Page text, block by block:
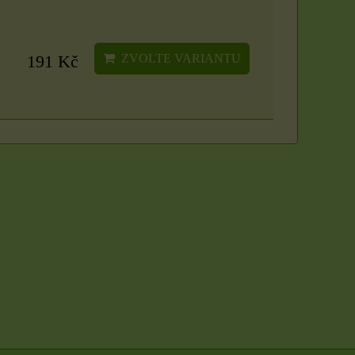
191 Kč ZVOLTE VARIANTU